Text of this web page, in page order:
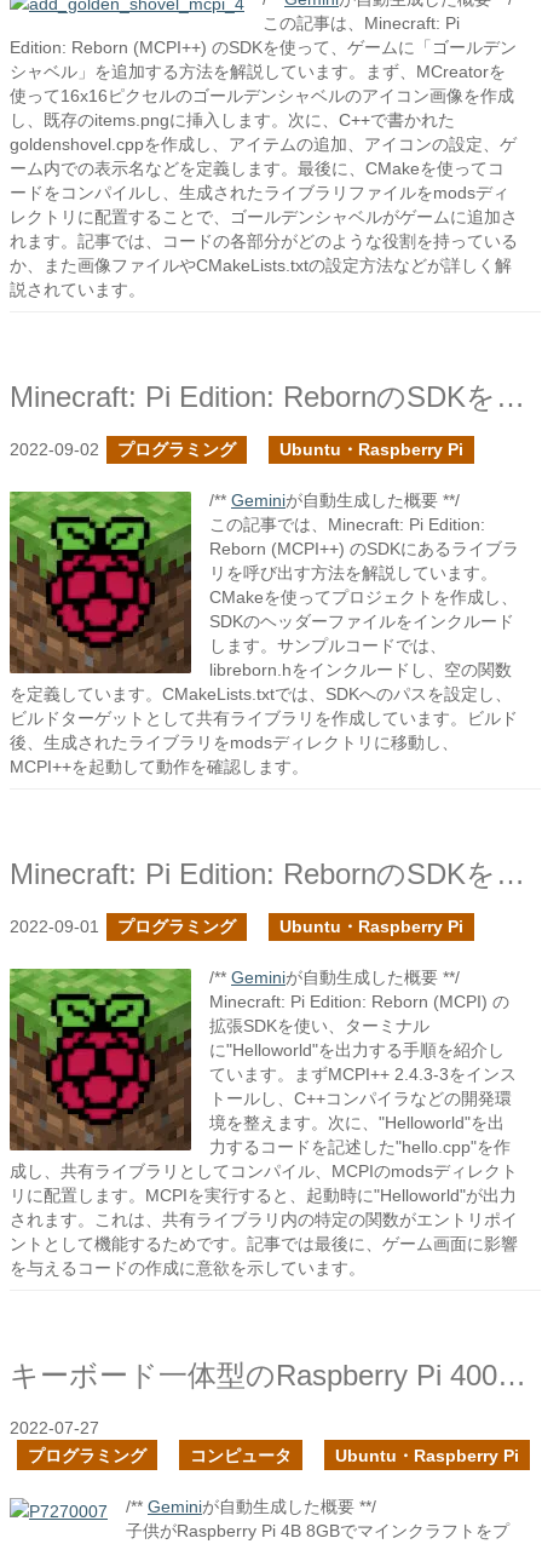
この記事は、Minecraft: Pi
Edition: Reborn (MCPI++) のSDKを使って、ゲームに「ゴールデン
シャベル」を追加する方法を解説しています。まず、MCreatorを
使って16x16ピクセルのゴールデンシャベルのアイコン画像を作成
し、既存のitems.pngに挿入します。次に、C++で書かれた
goldenshovel.cppを作成し、アイテムの追加、アイコンの設定、ゲ
ーム内での表示名などを定義します。最後に、CMakeを使ってコ
ードをコンパイルし、生成されたライブラリファイルをmodsディ
レクトリに配置することで、ゴールデンシャベルがゲームに追加さ
れます。記事では、コードの各部分がどのような役割を持っている
か、また画像ファイルやCMakeLists.txtの設定方法などが詳しく解
説されています。
Minecraft: Pi Edition: RebornのSDKを使ってみる２
2022-09-02 プログラミング Ubuntu・Raspberry Pi
/** Geminiが自動生成した概要 **/
この記事では、Minecraft: Pi Edition:
Reborn (MCPI++) のSDKにあるライブラ
リを呼び出す方法を解説しています。
CMakeを使ってプロジェクトを作成し、
SDKのヘッダーファイルをインクルード
します。サンプルコードでは、
libreborn.hをインクルードし、空の関数
を定義しています。CMakeLists.txtでは、SDKへのパスを設定し、
ビルドターゲットとして共有ライブラリを作成しています。ビルド
後、生成されたライブラリをmodsディレクトリに移動し、
MCPI++を起動して動作を確認します。
Minecraft: Pi Edition: RebornのSDKを使ってみる
2022-09-01 プログラミング Ubuntu・Raspberry Pi
/** Geminiが自動生成した概要 **/
Minecraft: Pi Edition: Reborn (MCPI) の
拡張SDKを使い、ターミナル
に"Helloworld"を出力する手順を紹介し
ています。まずMCPI++ 2.4.3-3をインス
トールし、C++コンパイラなどの開発環
境を整えます。次に、"Helloworld"を出
力するコードを記述した"hello.cpp"を作
成し、共有ライブラリとしてコンパイル、MCPIのmodsディレクト
リに配置します。MCPIを実行すると、起動時に"Helloworld"が出力
されます。これは、共有ライブラリ内の特定の関数がエントリポイ
ントとして機能するためです。記事では最後に、ゲーム画面に影響
を与えるコードの作成に意欲を示しています。
キーボード一体型のRaspberry Pi 400を購入した
2022-07-27
プログラミング
コンピュータ Ubuntu・Raspberry Pi
/** Geminiが自動生成した概要 **/
子供がRaspberry Pi 4B 8GBでマインクラフトをプ